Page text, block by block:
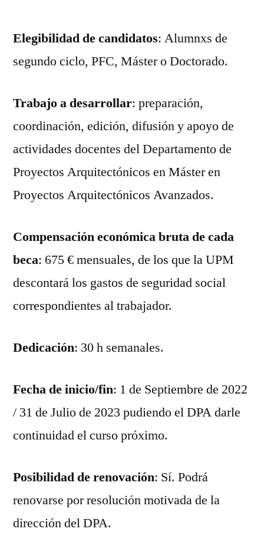
Elegibilidad de candidatos: Alumnxs de
segundo ciclo, PFC, Máster o Doctorado.
Trabajo a desarrollar: preparación,
coordinación, edición, difusión y apoyo de
actividades docentes del Departamento de
Proyectos Arquitectónicos en Máster en
Proyectos Arquitectónicos Avanzados.
Compensación económica bruta de cada
beca: 675 € mensuales, de los que la UPM
descontará los gastos de seguridad social
correspondientes al trabajador.
Dedicación: 30 h semanales.
Fecha de inicio/fin: 1 de Septiembre de 2022
/ 31 de Julio de 2023 pudiendo el DPA darle
continuidad el curso próximo.
Posibilidad de renovación: Sí. Podrá
renovarse por resolución motivada de la
dirección del DPA.